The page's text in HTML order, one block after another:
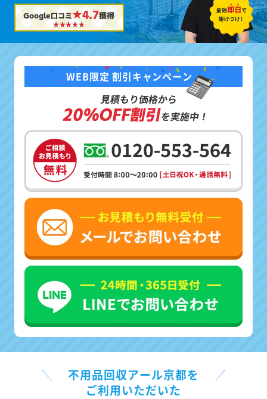
Google口コミ★4.7獲得
WEB限定 割引キャンペーン
見積もり価格から
20%OFF割引を実施中！
不用品回収アール京都を
ご利用いただいた